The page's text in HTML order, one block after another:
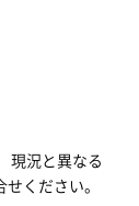
現況と異なる
ください。